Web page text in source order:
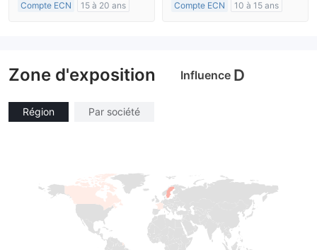
Compte ECN
15 à 20 ans
Compte ECN
10 à 15 ans
Zone d'exposition Influence D
Région Par société